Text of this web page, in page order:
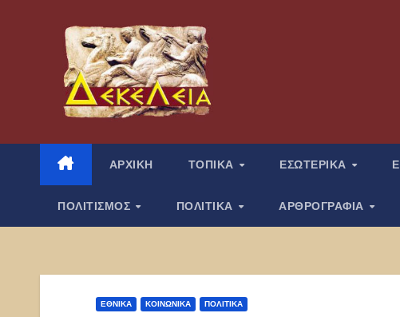
περιεχόμενο
ΑΡΧΙΚΗ ΤΟΠΙΚΑ ΕΣΩΤΕΡΙΚΑ
ΠΟΛΙΤΙΣΜΟΣ ΠΟΛΙΤΙΚΑ ΑΡΘΡΟΓΡΑΦΙΑ
ΕΘΝΙΚΑ ΚΟΙΝΩΝΙΚΑ ΠΟΛΙΤΙΚΑ